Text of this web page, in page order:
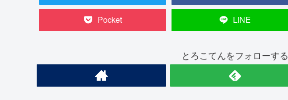
Pocket LINE
とろこてんをフォローする